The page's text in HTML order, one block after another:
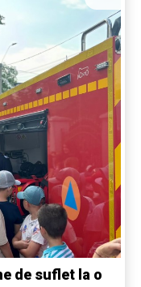
de suflet la o